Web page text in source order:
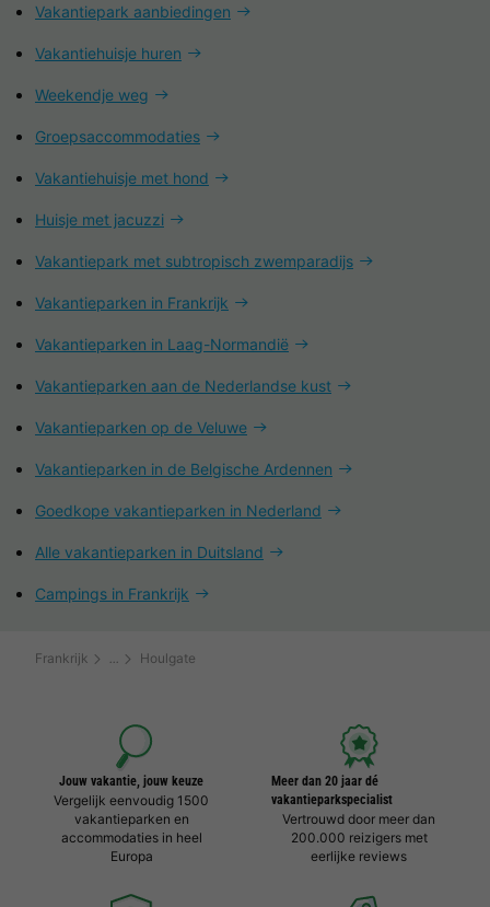
Vakantiepark aanbiedingen
Vakantiehuisje huren
Weekendje weg
Groepsaccommodaties
Vakantiehuisje met hond
Huisje met jacuzzi
Vakantiepark met subtropisch zwemparadijs
Vakantieparken in Frankrijk
Vakantieparken in Laag-Normandië
Vakantieparken aan de Nederlandse kust
Vakantieparken op de Veluwe
Vakantieparken in de Belgische Ardennen
Goedkope vakantieparken in Nederland
Alle vakantieparken in Duitsland
Campings in Frankrijk
Frankrijk Houlgate
Jouw vakantie, jouw keuze
Vergelijk eenvoudig 1500
vakantieparken en
accommodaties in heel
Europa
Meer dan 20 jaar dé
vakantieparkspecialist
Vertrouwd door meer dan
200.000 reizigers met
eerlijke reviews